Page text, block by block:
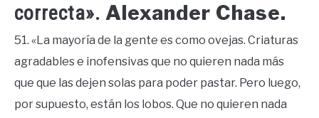
correcta». Alexander Chase.
51. «La mayoría de la gente es como ovejas. Criaturas
agradables e inofensivas que no quieren nada más
que que las dejen solas para poder pastar. Pero luego,
por supuesto, están los lobos. Que no quieren nada